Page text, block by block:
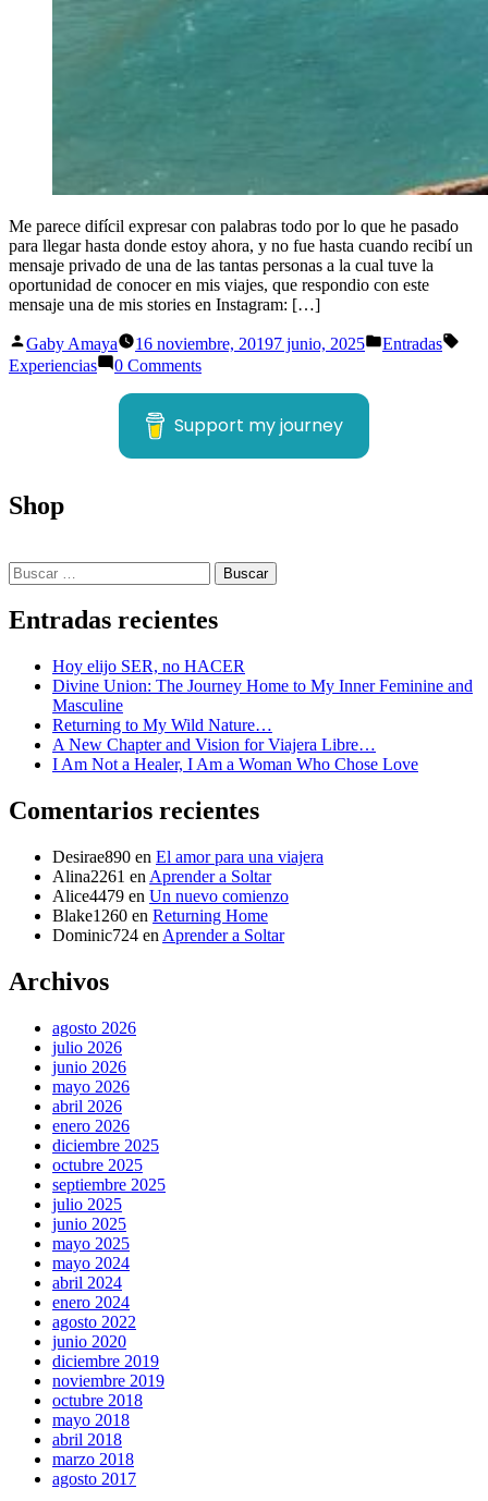
Me parece difícil expresar con palabras todo por lo que he pasado
para llegar hasta donde estoy ahora, y no fue hasta cuando recibí un
mensaje privado de una de las tantas personas a la cual tuve la
oportunidad de conocer en mis viajes, que respondio con este
mensaje una de mis stories en Instagram: […]
Publicado
por
Gaby Amaya 16 noviembre, 20197 junio, 2025
Publicado
Entradas
Experiencias
0 Comments
Support my journey
Shop
Buscar:
Entradas recientes
Hoy elijo SER, no HACER
Divine Union: The Journey Home to My Inner Feminine and
Masculine
Returning to My Wild Nature…
A New Chapter and Vision for Viajera Libre…
I Am Not a Healer, I Am a Woman Who Chose Love
Comentarios recientes
Desirae890 en El amor para una viajera
Alina2261 en Aprender a Soltar
Alice4479 en Un nuevo comienzo
Blake1260 en Returning Home
Dominic724 en Aprender a Soltar
Archivos
agosto 2026
julio 2026
junio 2026
mayo 2026
abril 2026
enero 2026
diciembre 2025
octubre 2025
septiembre 2025
julio 2025
junio 2025
mayo 2025
mayo 2024
abril 2024
enero 2024
agosto 2022
junio 2020
diciembre 2019
noviembre 2019
octubre 2018
mayo 2018
abril 2018
marzo 2018
agosto 2017